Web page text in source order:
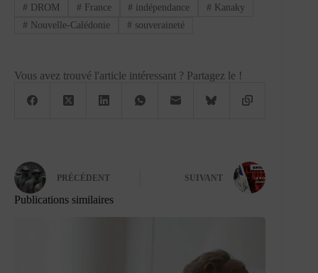
# DROM # France # indépendance # Kanaky
# Nouvelle-Calédonie # souveraineté
Vous avez trouvé l'article intéressant ? Partagez le !
PRÉCÉDENT SUIVANT
Publications similaires